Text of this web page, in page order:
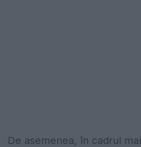
De asemenea, în cadrul